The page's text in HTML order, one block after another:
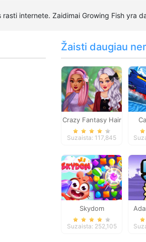
internete. Zaidimai Growing Fish yra
Žaisti daugiau
Crazy Fantasy Hair
Salon
Suzaista: 117,845
Skydom
Suzaista: 252,105